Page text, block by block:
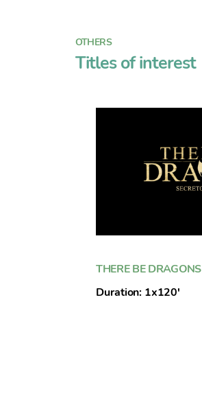
OTHERS
Titles of interest
THERE BE DRAGONS
Duration: 1x120'